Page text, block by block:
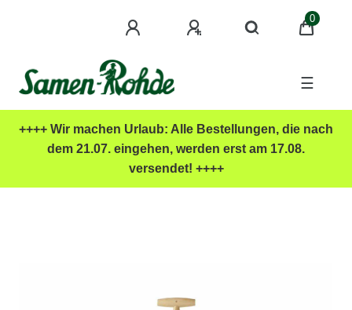
0
☰
++++ Wir machen Urlaub: Alle Bestellungen, die nach
dem 21.07. eingehen, werden erst am 17.08.
versendet! ++++